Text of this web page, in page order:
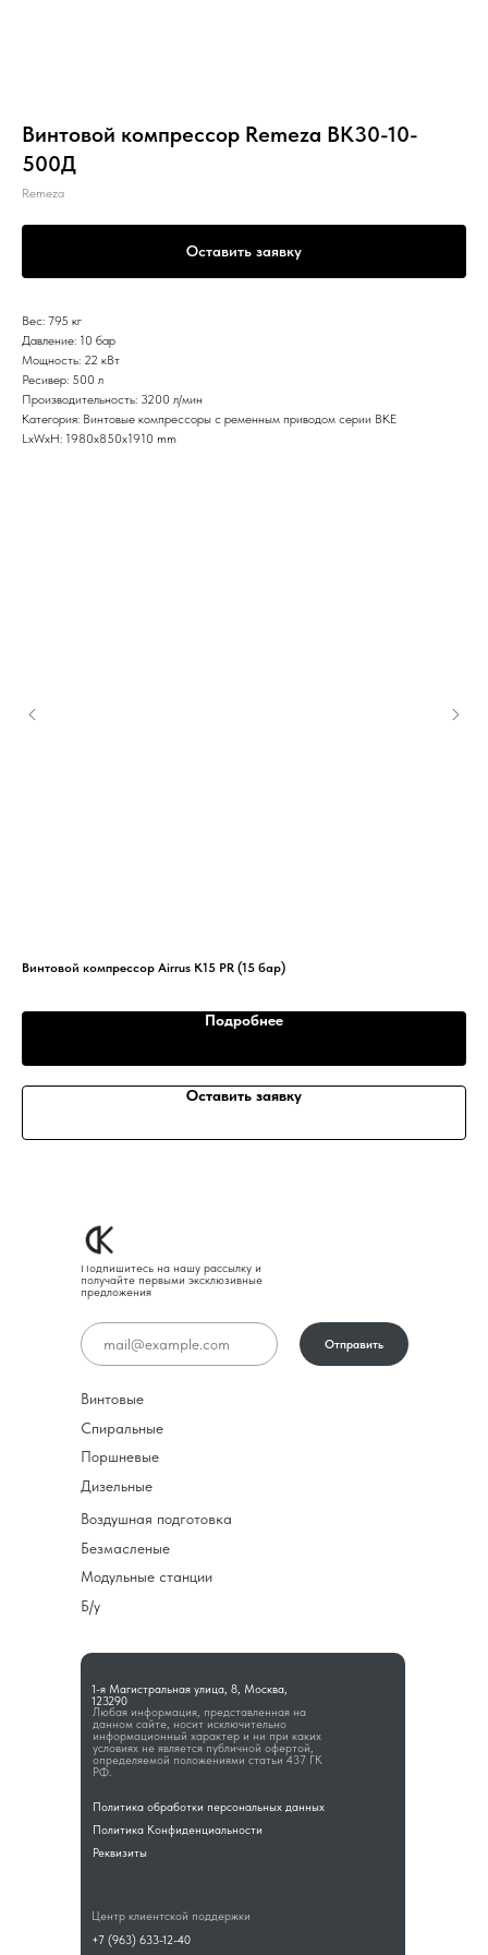
Винтовой компрессор Remeza ВК30-10-
500Д
Remeza
Оставить заявку
Вес: 795 кг
Давление: 10 бар
Мощность: 22 кВт
Ресивер: 500 л
Производительность: 3200 л/мин
Категория: Винтовые компрессоры с ременным приводом серии ВКЕ
LxWxH: 1980x850x1910 mm
Винтовой компрессор Airrus K15 PR (15 бар)
Подробнее
Оставить заявку
Любая информация, представленная на
данном сайте, носит исключительно
информационный характер и ни при каких
условиях не является публичной офертой,
определяемой положениями статьи 437 ГК
РФ.
1-я Магистральная улица, 8, Москва,
123290
Подпишитесь на нашу рассылку и
получайте первыми эксклюзивные
предложения
Винтовые
Спиральные
Поршневые
Дизельные
Воздушная подготовка
Безмасленые
Модульные станции
Б/у
Политика обработки персональных данных
Политика Конфиденциальности
Реквизиты
Центр клиентской поддержки
+7 (963) 633-12-40
Отправить